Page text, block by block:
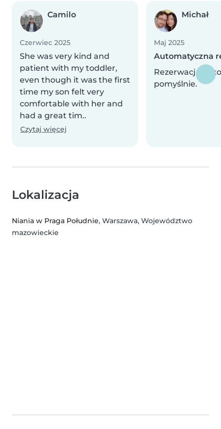
Camilo
Czerwiec 2025
She was very kind and
patient with my toddler,
even though it was the first
time my son felt very
comfortable with her and
had a great tim..
Czytaj więcej
Michał
Maj 2025
Automatyczna
Rezerwacja
pomyślnie.
Lokalizacja
Niania w Praga Południe, Warszawa, Województwo
mazowieckie